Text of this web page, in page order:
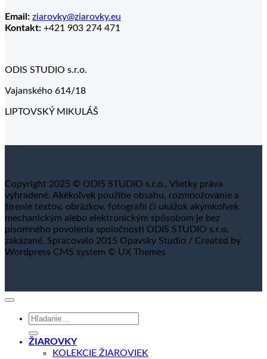
Email: ziarovky@ziarovky.eu
Kontakt: +421 903 274 471
ODIS STUDIO s.r.o.
Vajanského 614/18
LIPTOVSKÝ MIKULÁŠ
Copyright 2025 © ODIS STUDIO s.r.o., Všetky práva
vyhradené. Akékoľvek použitie obsahu, rozmnožovanie a
šírenie textov, obrázkov, fotografií či ukážok akýmkoľvek
mechanickým alebo elektronickým spôsobom je bez
písomného povolenia spoločnosti ODIS STUDIO s.r.o.
zakázané. Spracovalo 2015 Opavsky Studio / Created by
Wordpress CMS system © UX Themes
Hľadať:
ŽIAROVKY
KOLEKCIE ŽIAROVIEK